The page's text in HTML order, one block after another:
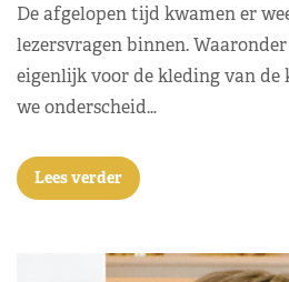
De afgelopen tijd kwamen er
lezersvragen binnen.
eigenlijk voor de kleding van
we onderscheid…
Lees verder